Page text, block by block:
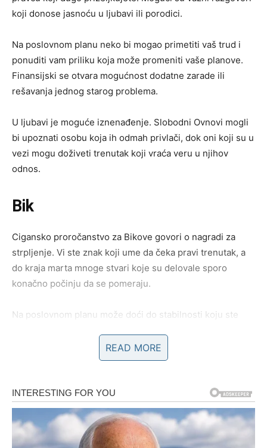
koji donose jasnoću u ljubavi ili porodici.
Na poslovnom planu neko bi mogao primetiti vaš trud i
ponuditi vam priliku koja može promeniti vaše planove.
Finansijski se otvara mogućnost dodatne zarade ili
rešavanja jednog starog problema.
U ljubavi je moguće iznenađenje. Slobodni Ovnovi mogli
bi upoznati osobu koja ih odmah privlači, dok oni koji su u
vezi mogu doživeti trenutak koji vraća veru u njihov
odnos.
Bik
Cigansko proročanstvo za Bikove govori o nagradi za
strpljenje. Vi ste znak koji ume da čeka pravi trenutak, a
do kraja marta mnoge stvari koje su delovale sporo
konačno počinju da se pomeraju.
Na poslovnom planu može doći do stabilnosti koju ste
osećaj sigurnosti i mira.
je poznanstvo koje počinje polako, ali ima potencijal da
postane veoma važno. Bikovi koji su u vezi mogu osetiti
više razumevanja i bliskosti sa partnerom.
READ MORE